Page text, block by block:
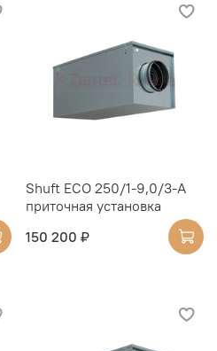
Shuft ECO 250/1-9,0/3-A
приточная установка
150 200 ₽